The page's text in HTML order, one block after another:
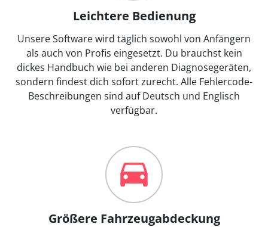
Leichtere Bedienung
Unsere Software wird täglich sowohl von Anfängern
als auch von Profis eingesetzt. Du brauchst kein
dickes Handbuch wie bei anderen Diagnosegeräten,
sondern findest dich sofort zurecht. Alle Fehlercode-
Beschreibungen sind auf Deutsch und Englisch
verfügbar.
Größere Fahrzeugabdeckung